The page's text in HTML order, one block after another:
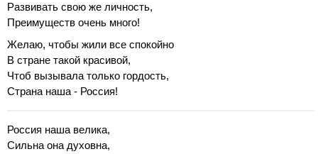
Развивать свою же личность,
Преимуществ очень много!
Желаю, чтобы жили все спокойно
В стране такой красивой,
Чтоб вызывала только гордость,
Страна наша - Россия!
Россия наша велика,
Сильна она духовна,